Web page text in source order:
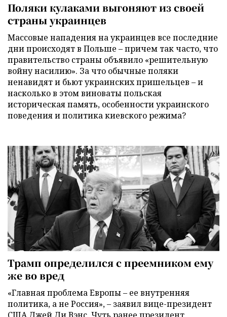
Поляки кулаками выгоняют из своей
страны украинцев
Массовые нападения на украинцев все последние
дни происходят в Польше – причем так часто, что
правительство страны объявило «решительную
войну насилию». За что обычные поляки
ненавидят и бьют украинских пришельцев – и
насколько в этом виноваты польская
историческая память, особенности украинского
поведения и политика киевского режима?
Трамп определился с преемником ему
же во вред
«Главная проблема Европы – ее внутренняя
политика, а не Россия», – заявил вице-президент